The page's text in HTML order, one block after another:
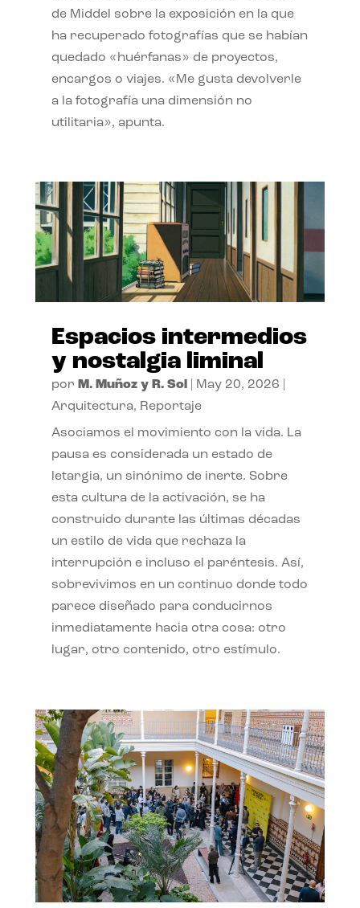
de Middel sobre la exposición en la que
ha recuperado fotografías que se habían
quedado «huérfanas» de proyectos,
encargos o viajes. «Me gusta devolverle
a la fotografía una dimensión no
utilitaria», apunta.
Espacios intermedios
y nostalgia liminal
por M. Muñoz y R. Sol| May 20, 2026
Arquitectura, Reportaje
Asociamos el movimiento con la vida. La
pausa es considerada un estado de
letargia, un sinónimo de inerte. Sobre
esta cultura de la activación, se ha
construido durante las últimas décadas
un estilo de vida que rechaza la
interrupción e incluso el paréntesis. Así,
sobrevivimos en un continuo donde todo
parece diseñado para conducirnos
inmediatamente hacia otra cosa: otro
lugar, otro contenido, otro estímulo.